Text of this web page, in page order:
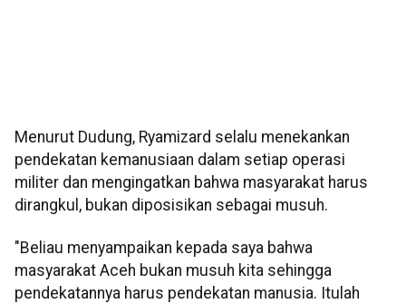
Menurut Dudung, Ryamizard selalu menekankan
pendekatan kemanusiaan dalam setiap operasi
militer dan mengingatkan bahwa masyarakat harus
dirangkul, bukan diposisikan sebagai musuh.
"Beliau menyampaikan kepada saya bahwa
masyarakat Aceh bukan musuh kita sehingga
pendekatannya harus pendekatan manusia. Itulah